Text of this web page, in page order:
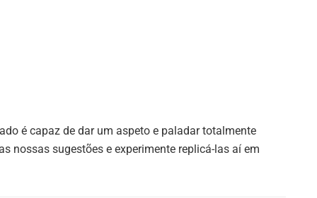
é capaz de dar um aspeto e paladar totalmente
nossas sugestões e experimente replicá-las aí em